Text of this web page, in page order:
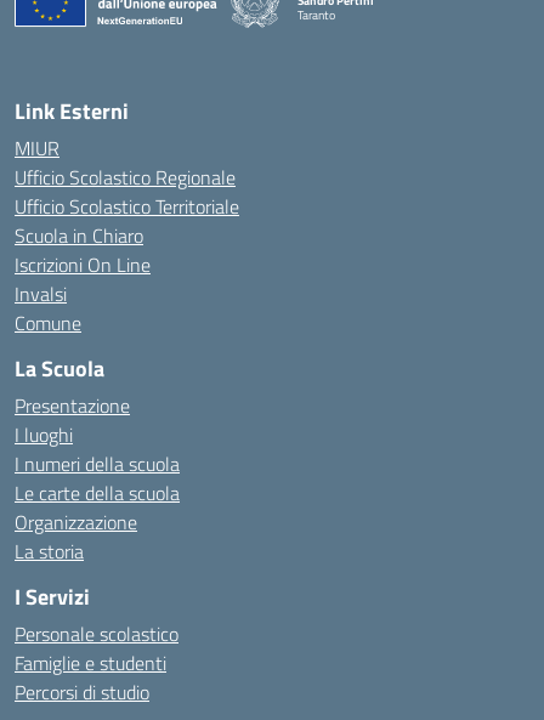
Taranto
Link Esterni
MIUR
Ufficio Scolastico Regionale
Ufficio Scolastico Territoriale
Scuola in Chiaro
Iscrizioni On Line
Invalsi
Comune
La Scuola
Presentazione
I luoghi
I numeri della scuola
Le carte della scuola
Organizzazione
La storia
I Servizi
Personale scolastico
Famiglie e studenti
Percorsi di studio